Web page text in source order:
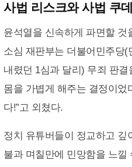
사법 리스크와 사법 쿠
윤석열을 신속하게 파면할 것
소심 재판부는 더불어민주당
내렸던 1심과 달리) 무죄 판결
몸을 가볍게 해주는 결정이었
다!”고 외쳤다.
정치 유튜버들이 정교하고 깊
불과 며칠만에 민망함을 느낄